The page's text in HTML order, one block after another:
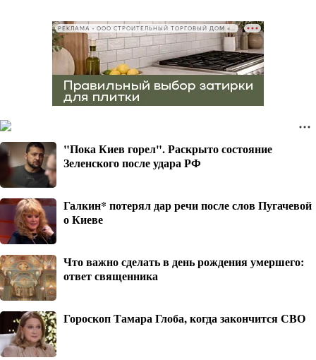
РЕКЛАМА • ООО СТРОИТЕЛЬНЫЙ ТОРГОВЫЙ ДОМ «ПЕТРОВИЧ», ИНН 7802348846
"Пока Киев горел". Раскрыто состояние
Зеленского после удара РФ
Галкин* потерял дар речи после слов Пугачевой
о Киеве
Что важно сделать в день рождения умершего:
ответ священника
Гороскоп Тамара Глоба, когда закончится СВО